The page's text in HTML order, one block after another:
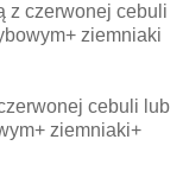
z czerwonej cebuli
ziemniaki
cebuli lub
ziemniaki+